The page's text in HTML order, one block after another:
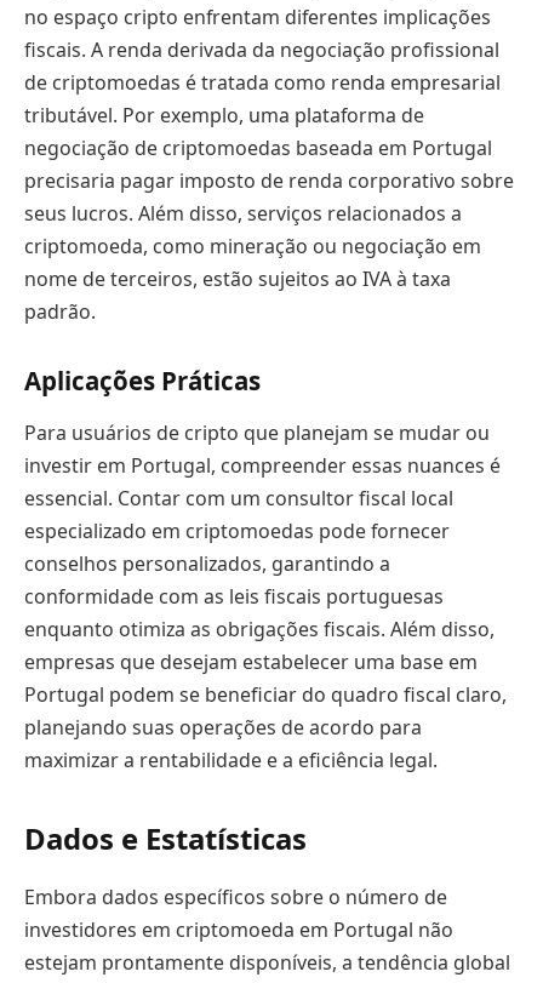
no espaço cripto enfrentam diferentes implicações
fiscais. A renda derivada da negociação profissional
de criptomoedas é tratada como renda empresarial
tributável. Por exemplo, uma plataforma de
negociação de criptomoedas baseada em Portugal
precisaria pagar imposto de renda corporativo sobre
seus lucros. Além disso, serviços relacionados a
criptomoeda, como mineração ou negociação em
nome de terceiros, estão sujeitos ao IVA à taxa
padrão.
Aplicações Práticas
Para usuários de cripto que planejam se mudar ou
investir em Portugal, compreender essas nuances é
essencial. Contar com um consultor fiscal local
especializado em criptomoedas pode fornecer
conselhos personalizados, garantindo a
conformidade com as leis fiscais portuguesas
enquanto otimiza as obrigações fiscais. Além disso,
empresas que desejam estabelecer uma base em
Portugal podem se beneficiar do quadro fiscal claro,
planejando suas operações de acordo para
maximizar a rentabilidade e a eficiência legal.
Dados e Estatísticas
Embora dados específicos sobre o número de
investidores em criptomoeda em Portugal não
estejam prontamente disponíveis, a tendência global